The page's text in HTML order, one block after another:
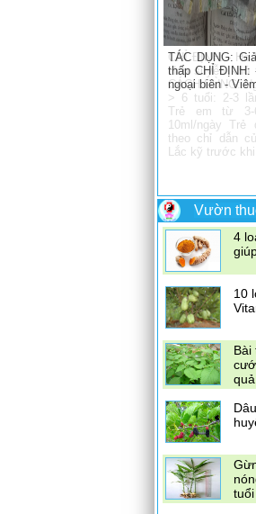
TÁC DỤNG:
thấp CHỈ ĐỊNH:
ngoại biên -
Vườn
Có
ho
4
10
Bài
quả
tuổi